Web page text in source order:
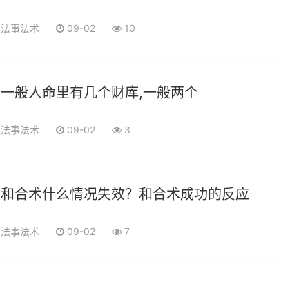
法事法术 09-02 10
一般人命里有几个财库,一般两个
法事法术 09-02 3
和合术什么情况失效？和合术成功的反应
法事法术 09-02 7